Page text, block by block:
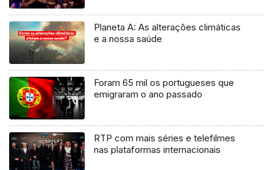
Planeta A: As alterações climáticas
e a nossa saúde
Foram 65 mil os portugueses que
emigraram o ano passado
RTP com mais séries e telefilmes
nas plataformas internacionais